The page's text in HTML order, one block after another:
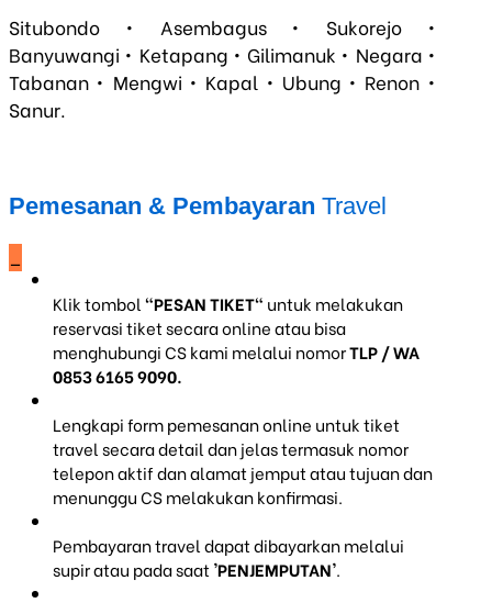
Situbondo • Asembagus • Sukorejo •
Banyuwangi • Ketapang • Gilimanuk • Negara •
Tabanan • Mengwi • Kapal • Ubung • Renon •
Sanur.
Pemesanan & Pembayaran Travel
_
Klik tombol "PESAN TIKET" untuk melakukan
reservasi tiket secara online atau bisa
menghubungi CS kami melalui nomorTLP / WA
0853 6165 9090.
Lengkapi form pemesanan online untuk tiket
travel secara detail dan jelas termasuk nomor
telepon aktif dan alamat jemput atau tujuan dan
menunggu CS melakukan konfirmasi.
Pembayaran travel dapat dibayarkan melalui
supir atau pada saat'PENJEMPUTAN'.